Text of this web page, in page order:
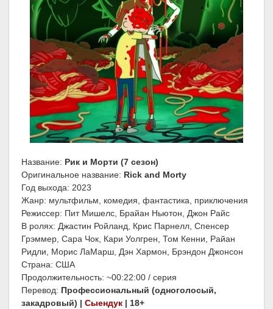
Название: Рик и Морти (7 сезон)
Оригинальное название: Rick and Morty
Год выхода: 2023
Жанр: мультфильм, комедия, фантастика, приключения
Режиссер: Пит Мишелс, Брайан Ньютон, Джон Райс
В ролях: Джастин Ройланд, Крис Парнелл, Спенсер
Грэммер, Сара Чок, Кари Уолгрен, Том Кенни, Райан
Ридли, Морис ЛаМарш, Дэн Хармон, Брэндон Джонсон
Страна: США
Продолжительность: ~00:22:00 / серия
Перевод: Профессиональный (одноголосый,
закадровый) | Сыендук | 18+